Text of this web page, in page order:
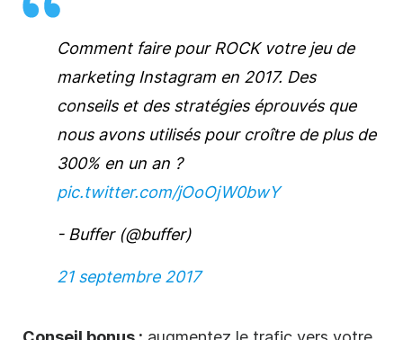
Comment faire pour ROCK votre jeu de
marketing Instagram en 2017. Des
conseils et des stratégies éprouvés que
nous avons utilisés pour croître de plus de
300% en un an ?
pic.twitter.com/jOoOjW0bwY
- Buffer (@buffer)
21 septembre 2017